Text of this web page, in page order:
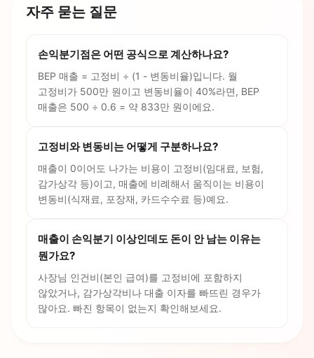
자주 묻는 질문
손익분기점은 어떤 공식으로 계산하나요?
BEP 매출 = 고정비 ÷ (1 - 변동비율)입니다. 월
고정비가 500만 원이고 변동비율이 40%라면, BEP
매출은 500 ÷ 0.6 = 약 833만 원이에요.
고정비와 변동비는 어떻게 구분하나요?
매출이 0이어도 나가는 비용이 고정비(임대료, 보험,
감가상각 등)이고, 매출에 비례해서 움직이는 비용이
변동비(식재료, 포장재, 카드수수료 등)예요.
매출이 손익분기 이상인데도 돈이 안 남는 이유는
뭔가요?
사장님 인건비(본인 급여)를 고정비에 포함하지
않았거나, 감가상각비나 대출 이자를 빠뜨린 경우가
많아요. 빠진 항목이 없는지 확인해보세요.